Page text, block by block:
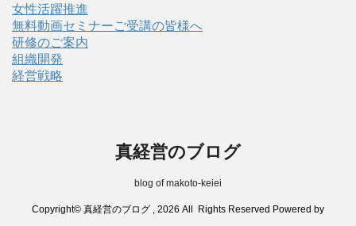
女性活躍推進
無料動画セミナーご受講の皆様へ
研修のご案内
組織開発
経営戦略
真経営のブログ
blog of makoto-keiei
Copyright© 真経営のブログ , 2026 All Rights Reserved Powered by